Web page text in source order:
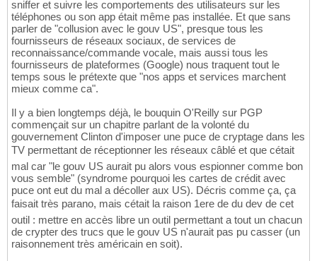
sniffer et suivre les comportements des utilisateurs sur les
téléphones ou son app était même pas installée. Et que sans
parler de "collusion avec le gouv US", presque tous les
fournisseurs de réseaux sociaux, de services de
reconnaissance/commande vocale, mais aussi tous les
fournisseurs de plateformes (Google) nous traquent tout le
temps sous le prétexte que "nos apps et services marchent
mieux comme ca".
Il y a bien longtemps déjà, le bouquin O'Reilly sur PGP
commençait sur un chapitre parlant de la volonté du
gouvernement Clinton d'imposer une puce de cryptage dans les
TV permettant de réceptionner les réseaux câblé et que cétait
mal car "le gouv US aurait pu alors vous espionner comme bon
vous semble" (syndrome pourquoi les cartes de crédit avec
puce ont eut du mal a décoller aux US). Décris comme ça, ça
faisait très parano, mais cétait la raison 1ere de du dev de cet
outil : mettre en accès libre un outil permettant a tout un chacun
de crypter des trucs que le gouv US n'aurait pas pu casser (un
raisonnement très américain en soit).